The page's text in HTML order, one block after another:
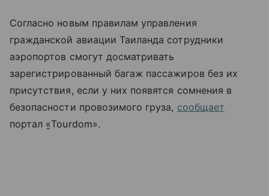
Согласно новым правилам управления
гражданской авиации Таиланда сотрудники
аэропортов смогут досматривать
зарегистрированный багаж пассажиров без их
присутствия, если у них появятся сомнения в
безопасности провозимого груза, сообщает
портал «̱Tourdom».